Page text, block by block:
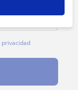
privacidad